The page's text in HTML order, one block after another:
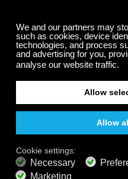
200以上のチャンネル
無
800以上の音楽チャン
サウンドスケープミキ
ちたりと、思い